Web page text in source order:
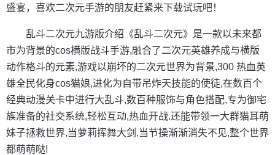
盛宴，喜欢二次元手游的朋友赶紧来下载试玩吧！
乱斗二次元九游版介绍《乱斗二次元》是一款以未来都
市为背景的cos横版战斗手游,融合了二次元英雄养成与横版
动作格斗的元素,游戏以崩坏的二次元世界为背景,300 热血英
雄全民化身cos猫娘,进化为自带吊炸天技能的使徒,在数百个
经典动漫关卡中进行大乱斗,数百种服饰与角色搭配,专为御宅
族准备的社交系统,轻松互动,热血开战.还能带领一大群猫耳萌
妹子拯救世界,当萝莉挥舞大剑,当节操渐渐消失不见,整个世界
都萌萌哒!